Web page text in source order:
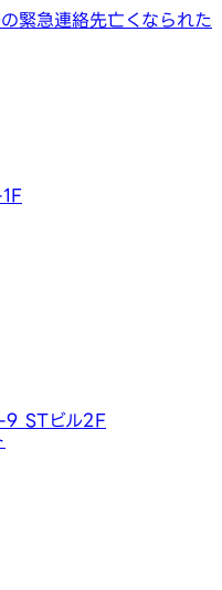
緊急連絡先亡くなられた
9 STビル2F